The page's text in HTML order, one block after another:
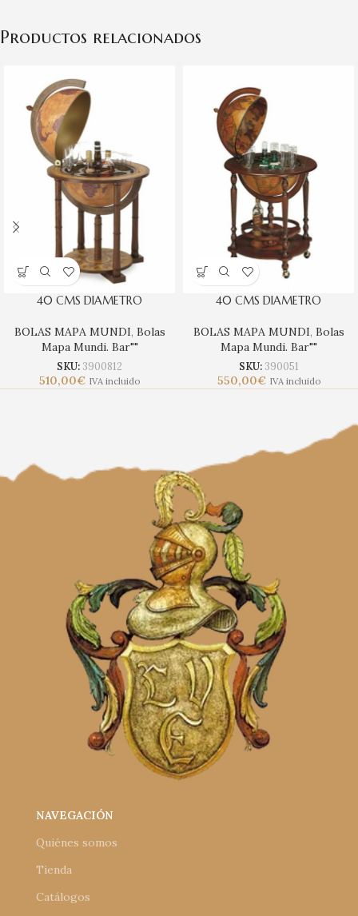
Productos relacionados
40 CMS DIAMETRO
BOLAS MAPA MUNDI, Bolas
Mapa Mundi. Bar""
SKU: 3900812
510,00€ IVA incluido
40 CMS DIAMETRO
BOLAS MAPA MUNDI, Bolas
Mapa Mundi. Bar""
SKU: 390051
550,00€ IVA incluido
NAVEGACIÓN
Quiénes somos
Tienda
Catálogos